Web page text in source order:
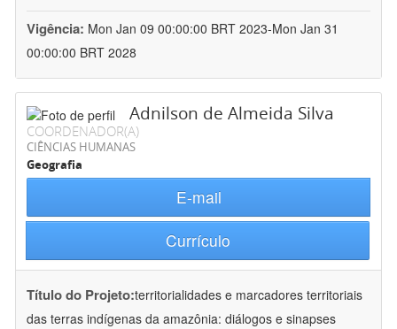
Vigência: Mon Jan 09 00:00:00 BRT 2023-Mon Jan 31
00:00:00 BRT 2028
Adnilson de Almeida Silva
COORDENADOR(A)
CIÊNCIAS HUMANAS
Geografia
E-mail
Currículo
Título do Projeto:territorialidades e marcadores territoriais
das terras indígenas da amazônia: diálogos e sinapses